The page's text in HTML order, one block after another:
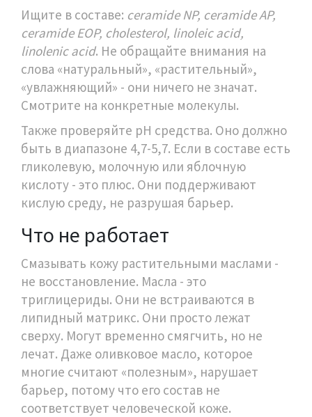
Ищите в составе: ceramide NP, ceramide AP,
ceramide EOP, cholesterol, linoleic acid,
linolenic acid. Не обращайте внимания на
слова «натуральный», «растительный»,
«увлажняющий» - они ничего не значат.
Смотрите на конкретные молекулы.
Также проверяйте pH средства. Оно должно
быть в диапазоне 4,7-5,7. Если в составе есть
гликолевую, молочную или яблочную
кислоту - это плюс. Они поддерживают
кислую среду, не разрушая барьер.
Что не работает
Смазывать кожу растительными маслами -
не восстановление. Масла - это
триглицериды. Они не встраиваются в
липидный матрикс. Они просто лежат
сверху. Могут временно смягчить, но не
лечат. Даже оливковое масло, которое
многие считают «полезным», нарушает
барьер, потому что его состав не
соответствует человеческой коже.